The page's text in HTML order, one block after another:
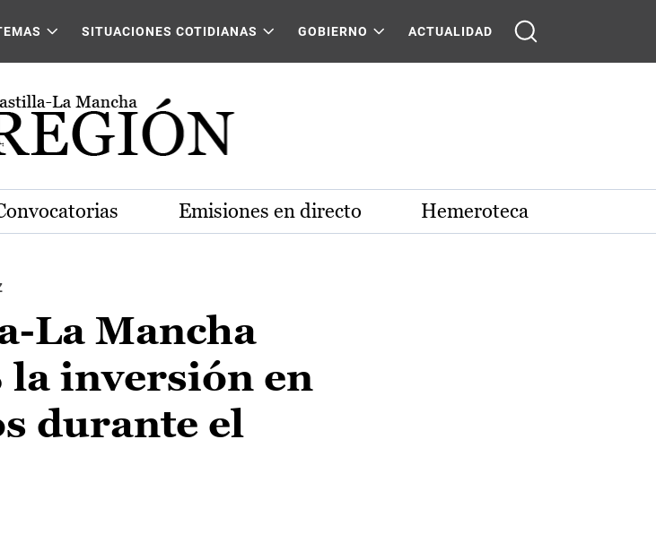
SITUACIONES COTIDIANAS GOBIERNO ACTUALIDAD
Emisiones en directo Hemeroteca
La Mancha
la inversión en
durante el